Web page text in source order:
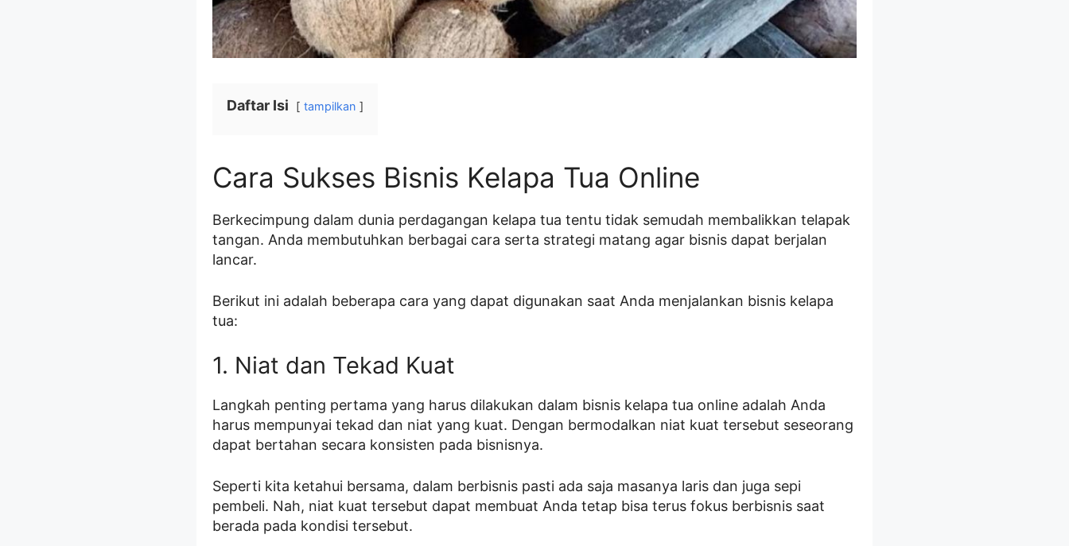
Daftar Isi tampilkan
Cara Sukses Bisnis Kelapa Tua Online
Berkecimpung dalam dunia perdagangan kelapa tua tentu tidak semudah membalikkan telapak
tangan. Anda membutuhkan berbagai cara serta strategi matang agar bisnis dapat berjalan
lancar.
Berikut ini adalah beberapa cara yang dapat digunakan saat Anda menjalankan bisnis kelapa
tua:
1. Niat dan Tekad Kuat
Langkah penting pertama yang harus dilakukan dalam bisnis kelapa tua online adalah Anda
harus mempunyai tekad dan niat yang kuat. Dengan bermodalkan niat kuat tersebut seseorang
dapat bertahan secara konsisten pada bisnisnya.
Seperti kita ketahui bersama, dalam berbisnis pasti ada saja masanya laris dan juga sepi
pembeli. Nah, niat kuat tersebut dapat membuat Anda tetap bisa terus fokus berbisnis saat
berada pada kondisi tersebut.